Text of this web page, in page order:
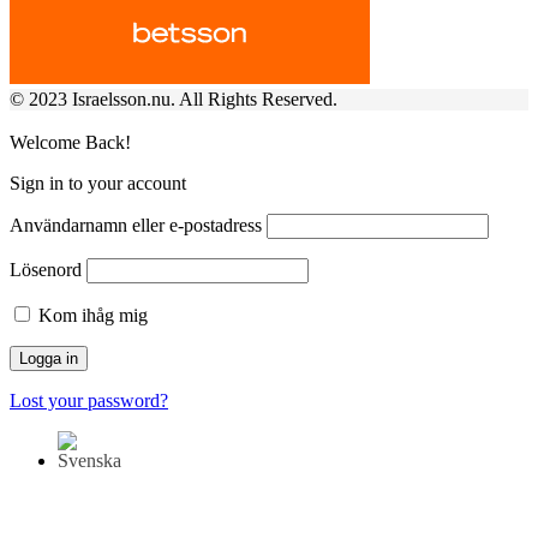
© 2023 Israelsson.nu. All Rights Reserved.
Welcome Back!
Sign in to your account
Användarnamn eller e-postadress
Lösenord
Kom ihåg mig
Lost your password?